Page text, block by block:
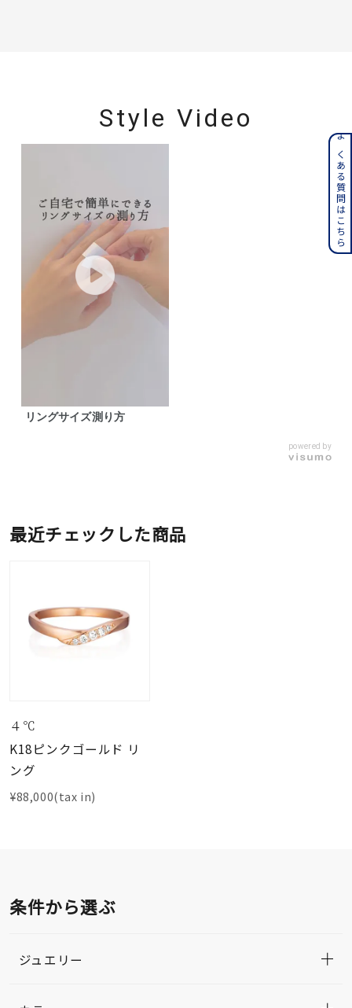
Style Video
リングサイズ測り方
powered by
最近チェックした商品
４℃
K18ピンクゴールド リ
ング
¥88,000(tax in)
条件から選ぶ
ジュエリー
よくある質問はこちら